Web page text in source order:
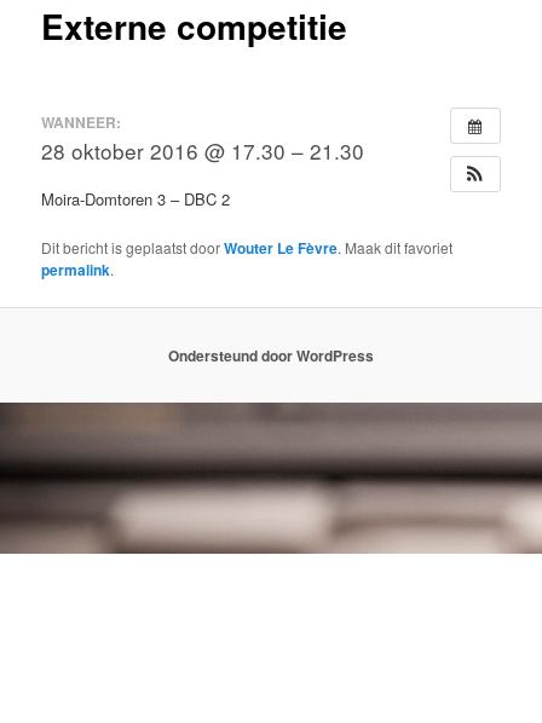
Externe competitie
WANNEER:
28 oktober 2016 @ 17.30 – 21.30
Moira-Domtoren 3 – DBC 2
Dit bericht is geplaatst doorWouter Le Fèvre. Maak dit favoriet
permalink.
Ondersteund door WordPress